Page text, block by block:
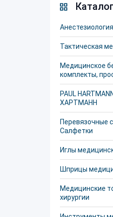
Тактическая
Медицинское
комплекты,
PAUL
ХАРТМАНН
Перевязочные
Салфетки
Иглы
Шприцы
Медицинские
хирургии